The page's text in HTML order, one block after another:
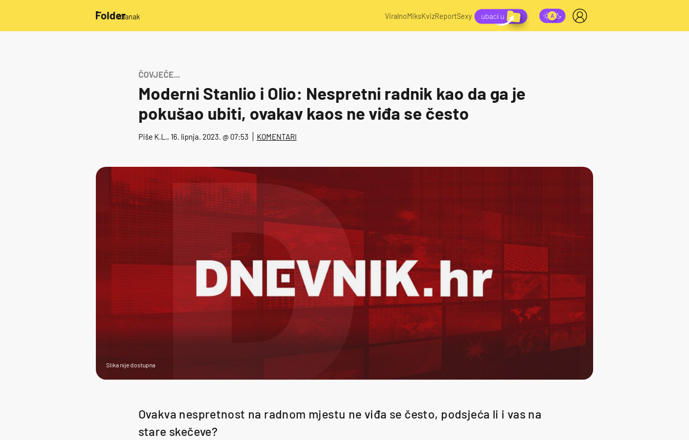
/članak ViralnoMiksKvizReportSexy
ČOVJEČE...
Moderni Stanlio i Olio: Nespretni radnik kao da ga je
pokušao ubiti, ovakav kaos ne viđa se često
Piše K.L., 16. lipnja. 2023. @ 07:53 KOMENTARI
Slika nije dostupna
Ovakva nespretnost na radnom mjestu ne viđa se često, podsjeća li i vas na
stare skečeve?